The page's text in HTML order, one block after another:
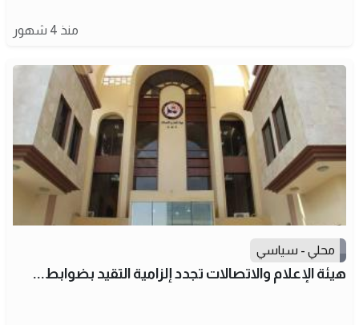
منذ 4 شهور
محلي - سياسي
هيئة الإعلام والاتصالات تجدد إلزامية التقيد بضوابط...